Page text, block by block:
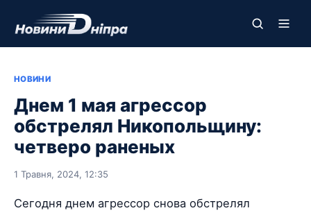
НОВИНИ
Днем 1 мая агрессор
обстрелял Никопольщину:
четверо раненых
1 Травня, 2024, 12:35
Сегодня днем агрессор снова обстрелял